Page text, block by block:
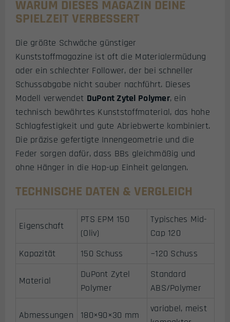
WARUM DIESES MAGAZIN DEINE
SPIELZEIT VERBESSERT
Die größte Schwäche günstiger
Kunststoffmagazine ist oft die Materialermüdung
oder ein schlechter Follower, der bei schneller
Schussabgabe nicht sauber nachführt. Dieses
Modell verwendet DuPont Zytel Polymer, ein
technisch bewährtes Kunststoffmaterial, das hohe
Schlagfestigkeit und gute Abriebwerte kombiniert.
Die präzise gefertigte Innengeometrie und die
Feder sorgen dafür, dass BBs gleichmäßig und
ohne Hänger in die Hop-up Einheit gelangen.
TECHNISCHE DATEN & VERGLEICH
Eigenschaft
PTS EPM 150
(Oliv)
Typisches Mid-
Cap 120
Kapazität
150 Schuss ~120 Schuss
Material
DuPont Zytel
Polymer
Standard
ABS/Polymer
Abmessungen 180×90×30 mm
variabel, meist